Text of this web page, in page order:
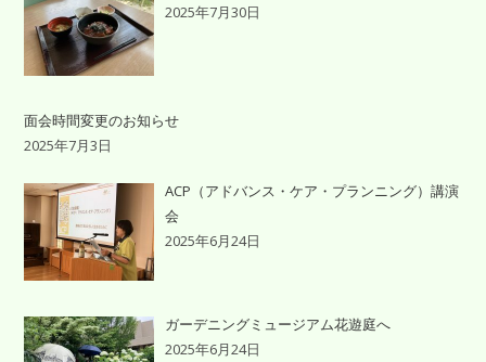
2025年7月30日
面会時間変更のお知らせ
2025年7月3日
ACP（アドバンス・ケア・プランニング）講演
会
2025年6月24日
ガーデニングミュージアム花遊庭へ
2025年6月24日